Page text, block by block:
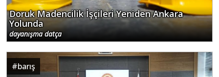
Doruk Madencilik İşçileri Yeniden Ankara
Yolunda
dayanışma datça
#barış